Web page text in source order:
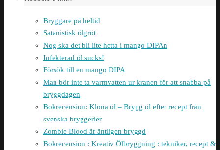
Bryggare på heltid
Satanistisk ölgröt
Nog ska det bli lite hetta i mango DIPAn
Infekterad öl sucks!
Försök till en mango DIPA
Man bör inte ta varmvatten ur kranen för att snabba på
bryggdagen
Bokrecension: Klona öl – Brygg öl efter recept från
svenska bryggerier
Zombie Blood är äntligen bryggd
Bokrecension : Kreativ Ölbryggning : tekniker, recept &